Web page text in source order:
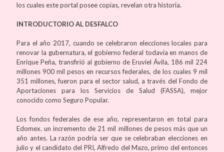
los cuales este portal posee copias, revelan otra historia.
INTRODUCTORIO AL DESFALCO
Para el año 2017, cuando se celebraron elecciones locales para
renovar la gubernatura, el gobierno federal todavía en manos de
Enrique Peña, transfirió al gobierno de Eruviel Ávila, 186 mil 224
millones 900 mil pesos en recursos federales, de los cuales 9 mil
351 millones, fueron para el sector salud, a través del Fondo de
Aportaciones para los Servicios de Salud (FASSA), mejor
conocido como Seguro Popular.
Los fondos federales de ese año, representaron en total para
Edomex. un incremento de 21 mil millones de pesos más que un
año antes. La razón podría ser que se celebraban elecciones en
julio y el candidato del PRI, Alfredo del Mazo, primo del entonces